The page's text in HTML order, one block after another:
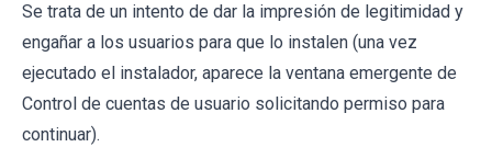
Se trata de un intento de dar la impresión de legitimidad y
engañar a los usuarios para que lo instalen (una vez
ejecutado el instalador, aparece la ventana emergente de
Control de cuentas de usuario solicitando permiso para
continuar).